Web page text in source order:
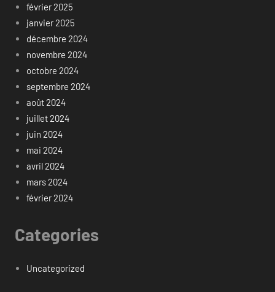
février 2025
janvier 2025
décembre 2024
novembre 2024
octobre 2024
septembre 2024
août 2024
juillet 2024
juin 2024
mai 2024
avril 2024
mars 2024
février 2024
Categories
Uncategorized